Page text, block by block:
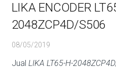
LIKA ENCODER
2048ZCP4D/S506
08/05/2019
Jual LIKA LT65-H-